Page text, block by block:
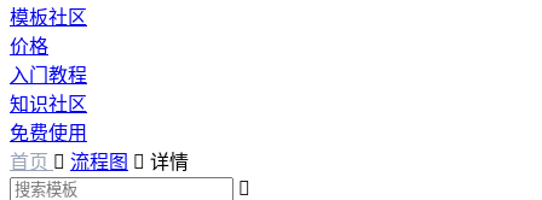
模板社区
价格
入门教程
知识社区
免费使用
首页  流程图  详情
